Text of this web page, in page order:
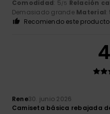
Comodidad: 5/5 Relación
Demasiado grande Material:
Recomiendo este producto
4
Rene30. junio 2026
Camiseta básica rebajada